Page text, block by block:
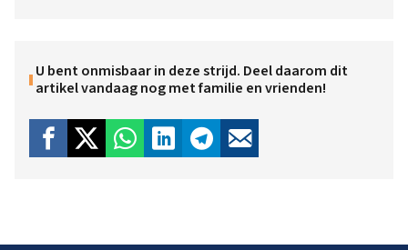
U bent onmisbaar in deze strijd. Deel daarom dit
artikel vandaag nog met familie en vrienden!